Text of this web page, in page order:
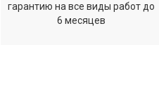
гарантию на все виды работ до
6 месяцев